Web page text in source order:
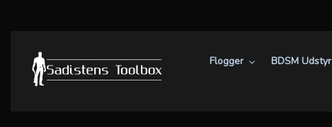
Flogger BDSM Udstyr